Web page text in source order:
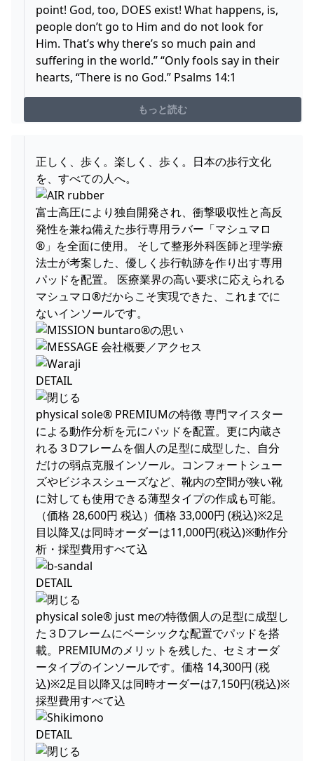
point! God, too, DOES exist! What happens, is,
people don’t go to Him and do not look for
Him. That’s why there’s so much pain and
suffering in the world.” “Only fools say in their
hearts, “There is no God.” Psalms 14:1
もっと読む
正しく、歩く。楽しく、歩く。日本の歩行文化
を、すべての人へ。
富士高圧により独自開発され、衝撃吸収性と高反
発性を兼ね備えた歩行専用ラバー「マシュマロ
®」を全面に使用。 そして整形外科医師と理学療
法士が考案した、優しく歩行軌跡を作り出す専用
パッドを配置。 医療業界の高い要求に応えられる
マシュマロ®だからこそ実現できた、これまでに
ないインソールです。
DETAIL
physical sole® PREMIUMの特徴 専門マイスター
による動作分析を元にパッドを配置。更に内蔵さ
れる３Dフレームを個人の足型に成型した、自分
だけの弱点克服インソール。コンフォートシュー
ズやビジネスシューズなど、靴内の空間が狭い靴
に対しても使用できる薄型タイプの作成も可能。
（価格 28,600円 税込）価格 33,000円 (税込)※2足
目以降又は同時オーダーは11,000円(税込)※動作分
析・採型費用すべて込
DETAIL
physical sole® just meの特徴個人の足型に成型し
た３Dフレームにベーシックな配置でパッドを搭
載。PREMIUMのメリットを残した、セミオーダ
ータイプのインソールです。価格 14,300円 (税
込)※2足目以降又は同時オーダーは7,150円(税込)※
採型費用すべて込
DETAIL